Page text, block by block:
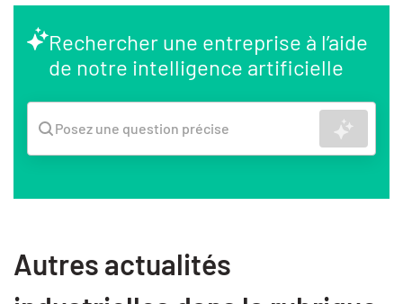
Rechercher une entreprise à l’aide
de notre intelligence artificielle
Posez une question précise
Autres actualités